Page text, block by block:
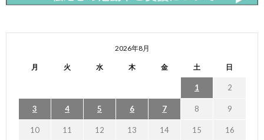
2026年8月
月 火 水 木 金 土 日
1 2
3 4 5 6 7 8 9
10 11 12 13 14 15 16